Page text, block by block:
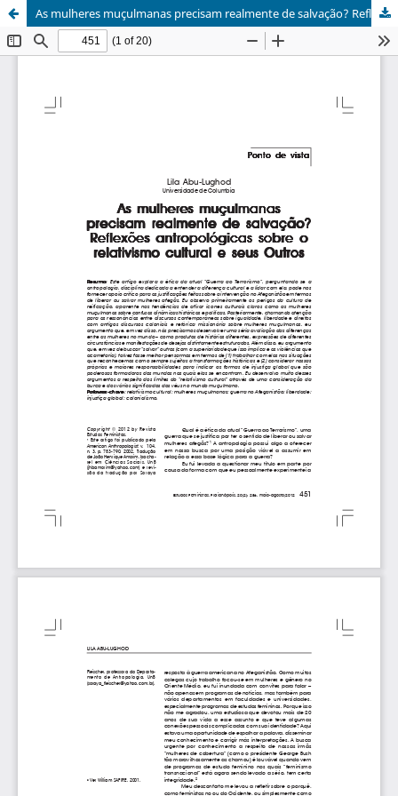
As mulheres muçulmanas precisam realmente de salvação? Reflexões antropológicas sobre o relativismo cultural e seus Outros